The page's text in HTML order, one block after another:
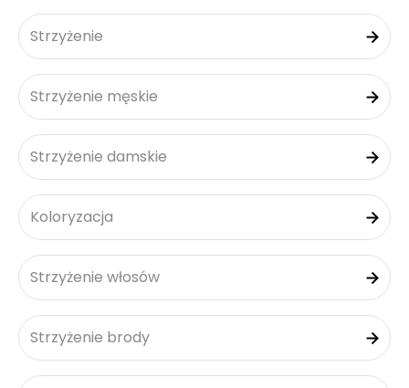
Strzyżenie
Strzyżenie męskie
Strzyżenie damskie
Koloryzacja
Strzyżenie włosów
Strzyżenie brody